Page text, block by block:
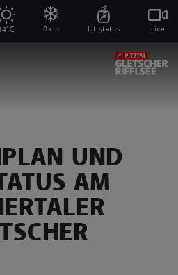
14°C 0 cm Liftstatus Live
UND
AM